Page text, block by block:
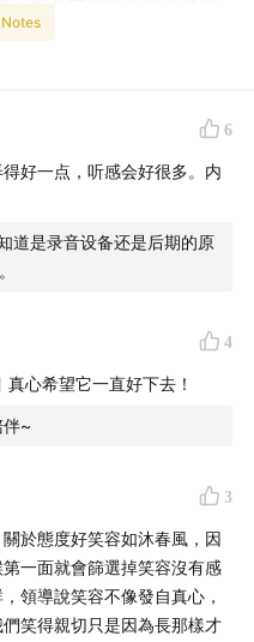
开消费品日用而不知的另
中开展，敬请期待！你
告诉我们。
的
代的创业史
6
好一点，听感会好很多。内
道是录音设备还是后期的原
4
心希望它一直好下去！
~
3
於態度好笑容如沐春風，因
一面就會篩選掉笑容沒有感
領導說笑容不像發自真心，
笑得親切只是因為長那樣才